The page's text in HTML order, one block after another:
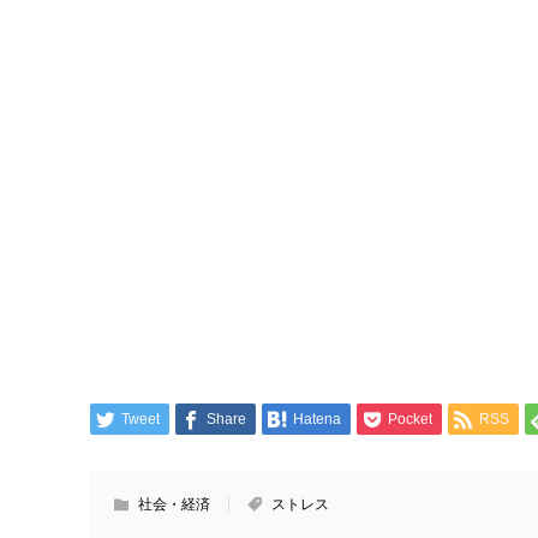
Tweet Share Hatena Pocket RSS
社会・経済 ストレス